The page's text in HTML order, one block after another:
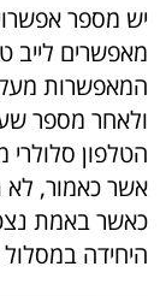
יש מספר
מאפשרים לייב
המאפשרות
ולאחר מספר
הטלפון
אשר כאמור, לא
כאשר באמת
היחידה